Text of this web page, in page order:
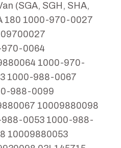
(SGA, SGH, SHA,
180 1000-970-0027
0064
1000-970-
1000-988-0067
988-0099
10009880098
0053 1000-988-
10009880053